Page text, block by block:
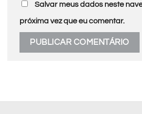
Salvar meus dados neste
próxima vez que eu comentar.